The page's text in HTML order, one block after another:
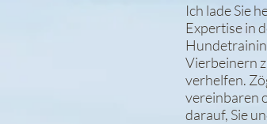
Ich lade Sie
Expertise in
Vierbeinern
verhelfen.
vereinbaren
darauf, Sie